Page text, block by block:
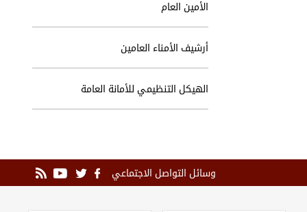
الأمين العام
أرشيف الأمناء العامين
الهيكل التنظيمي للأمانة العامة
وسائل التواصل الاجتماعي